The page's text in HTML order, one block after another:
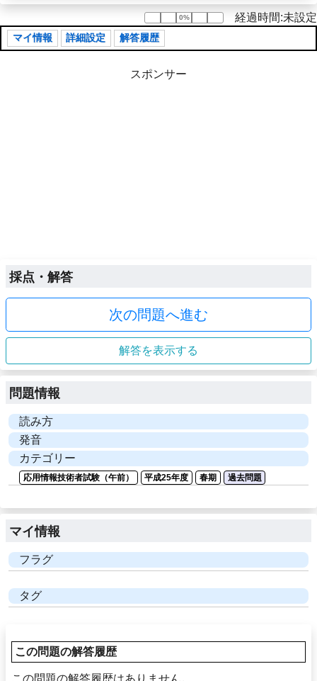
0%
0% 経過時間:未設定
マイ情報 詳細設定 解答履歴
スポンサー
採点・解答
次の問題へ進む
解答を表示する
問題情報
読み方
発音
カテゴリー
応用情報技術者試験（午前） 平成25年度 春期 過去問題
マイ情報
フラグ
タグ
この問題の解答履歴
この問題の解答履歴はありません。